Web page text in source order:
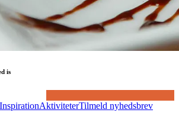
is
InspirationAktiviteterTilmeld nyhedsbrev